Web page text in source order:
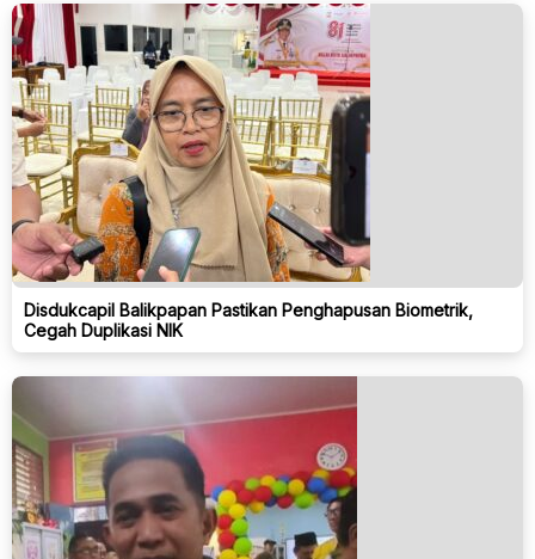
Disdukcapil Balikpapan Pastikan Penghapusan Biometrik,
Cegah Duplikasi NIK